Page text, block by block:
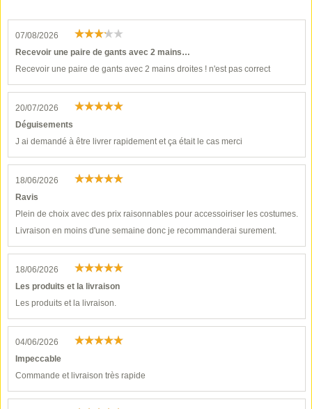
07/08/2026
Recevoir une paire de gants avec 2 mains…
Recevoir une paire de gants avec 2 mains droites ! n'est pas correct
20/07/2026
Déguisements
J ai demandé à être livrer rapidement et ça était le cas merci
18/06/2026
Ravis
Plein de choix avec des prix raisonnables pour accessoiriser les costumes.
Livraison en moins d'une semaine donc je recommanderai surement.
18/06/2026
Les produits et la livraison
Les produits et la livraison.
04/06/2026
Impeccable
Commande et livraison très rapide